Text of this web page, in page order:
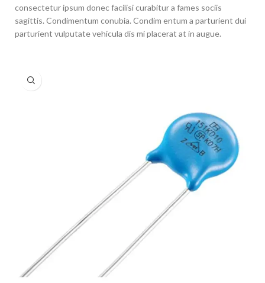
consectetur ipsum donec facilisi curabitur a fames sociis
sagittis. Condimentum conubia. Condim entum a parturient dui
parturient vulputate vehicula dis mi placerat at in augue.